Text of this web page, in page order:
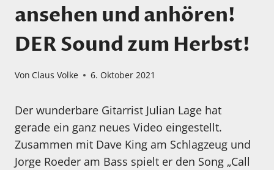
ansehen und anhören!
DER Sound zum Herbst!
Von Claus Volke 6. Oktober 2021
Der wunderbare Gitarrist Julian Lage hat
gerade ein ganz neues Video eingestellt.
Zusammen mit Dave King am Schlagzeug und
Jorge Roeder am Bass spielt er den Song „Call